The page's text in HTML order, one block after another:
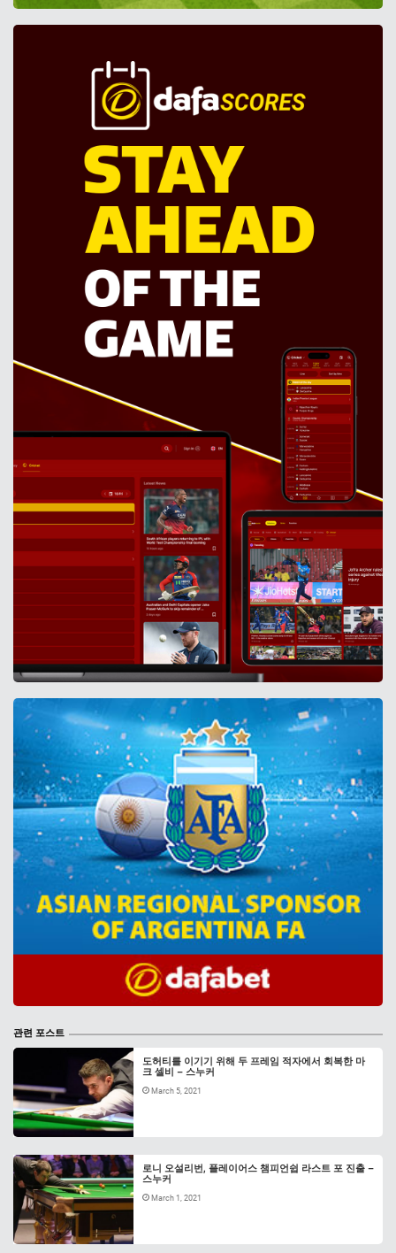
관련 포스트
도허티를 이기기 위해 두 프레임 적자에서 회복한 마
크 셀비 – 스누커
March 5, 2021
로니 오설리번, 플레이어스 챔피언쉽 라스트 포 진출 –
스누커
March 1, 2021